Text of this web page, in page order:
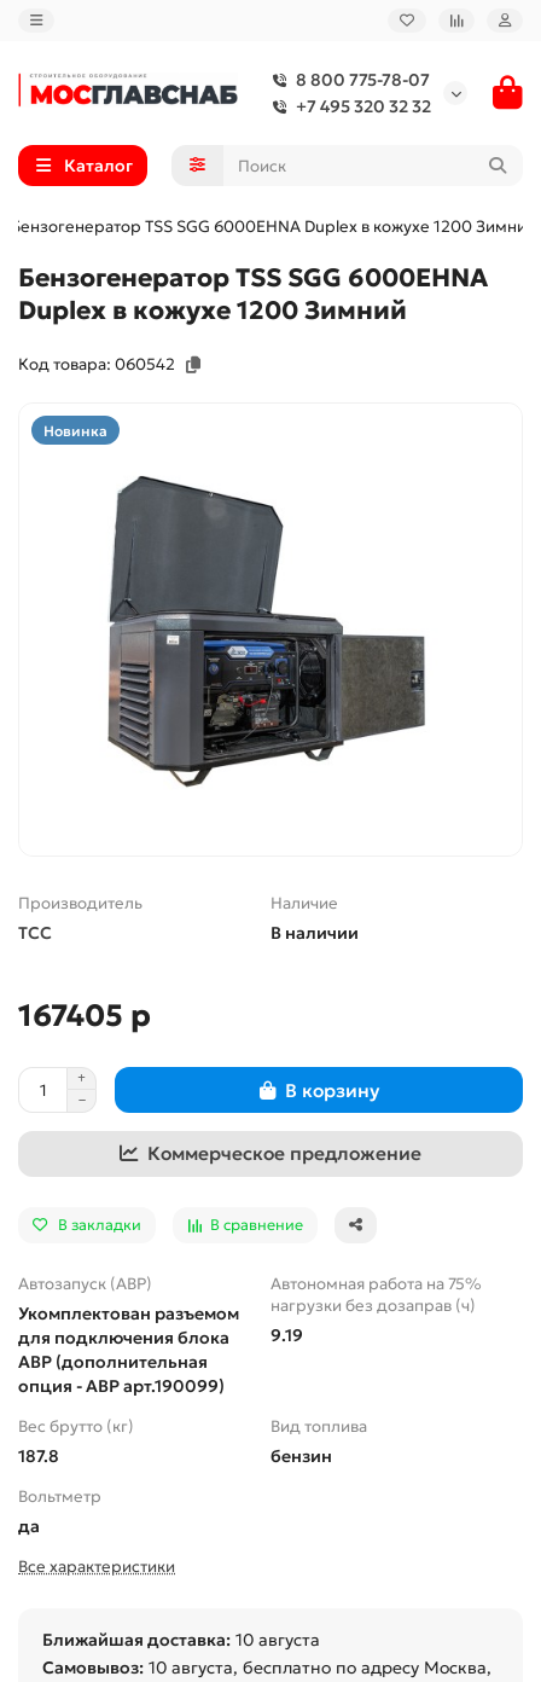
8 800 775-78-07
+7 495 320 32 32
Каталог
Бензогенератор TSS SGG 6000EHNA Duplex в кожухе 1200 Зимний
Бензогенератор TSS SGG 6000EHNA
Duplex в кожухе 1200 Зимний
Код товара: 060542
Новинка
Производитель
ТСС
Наличие
В наличии
167405 р
В корзину
Коммерческое предложение
В закладки В сравнение
Автозапуск (АВР)
Укомплектован разъемом
для подключения блока
АВР (дополнительная
опция - АВР арт.190099)
Автономная работа на 75%
нагрузки без дозаправ (ч)
9.19
Вес брутто (кг)
187.8
Вид топлива
бензин
Вольтметр
да
Все характеристики
Ближайшая доставка: 10 августа
Самовывоз: 10 августа, бесплатно по адресу Москва,